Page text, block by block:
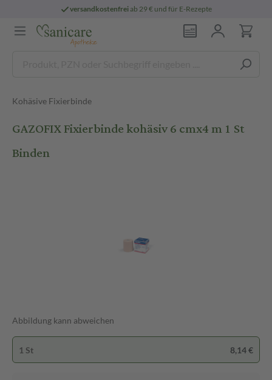
versandkostenfreiab 29 € und für E-Rezepte
Kohäsive Fixierbinde
GAZOFIX Fixierbinde kohäsiv 6 cmx4 m 1 St
Binden
Abbildung kann abweichen
1 St 8,14 €